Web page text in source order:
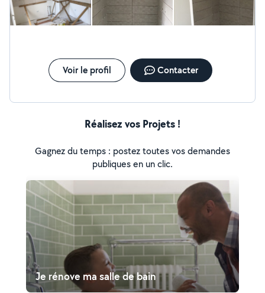
Voir le profil Contacter
Réalisez vos Projets !
Gagnez du temps : postez toutes vos demandes
publiques en un clic.
Je rénove ma salle de bain